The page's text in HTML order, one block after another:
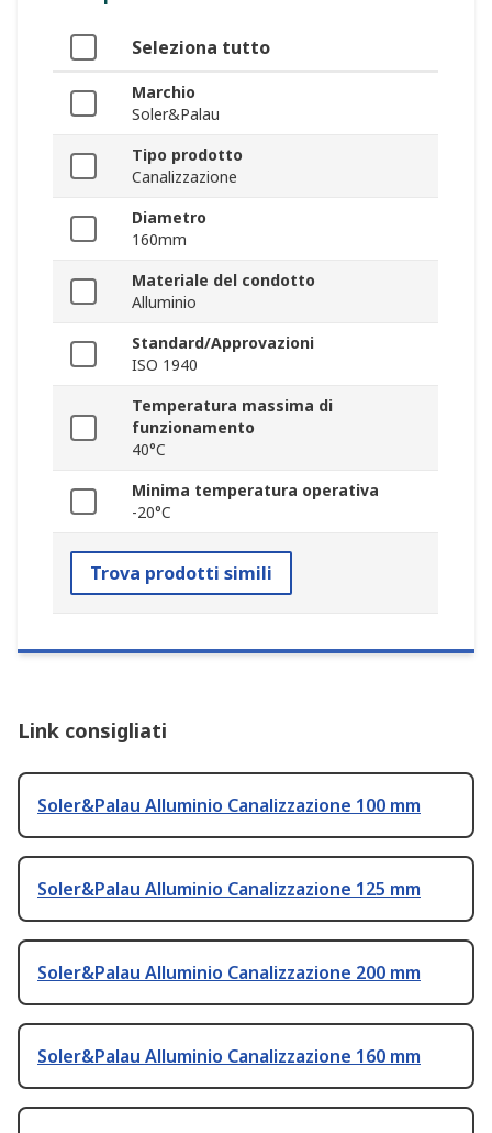
Seleziona tutto
Marchio
Soler&Palau
Tipo prodotto
Canalizzazione
Diametro
160mm
Materiale del condotto
Alluminio
Standard/Approvazioni
ISO 1940
Temperatura massima di
funzionamento
40°C
Minima temperatura operativa
-20°C
Trova prodotti simili
Link consigliati
Soler&Palau Alluminio Canalizzazione 100 mm
Soler&Palau Alluminio Canalizzazione 125 mm
Soler&Palau Alluminio Canalizzazione 200 mm
Soler&Palau Alluminio Canalizzazione 160 mm